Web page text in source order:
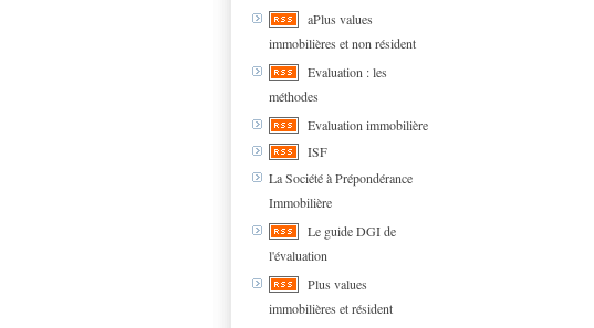
aPlus values
immobilières et non résident
Evaluation : les
méthodes
Evaluation immobilière
ISF
La Société à Prépondérance
Immobilière
Le guide DGI de
l'évaluation
Plus values
immobilières et résident